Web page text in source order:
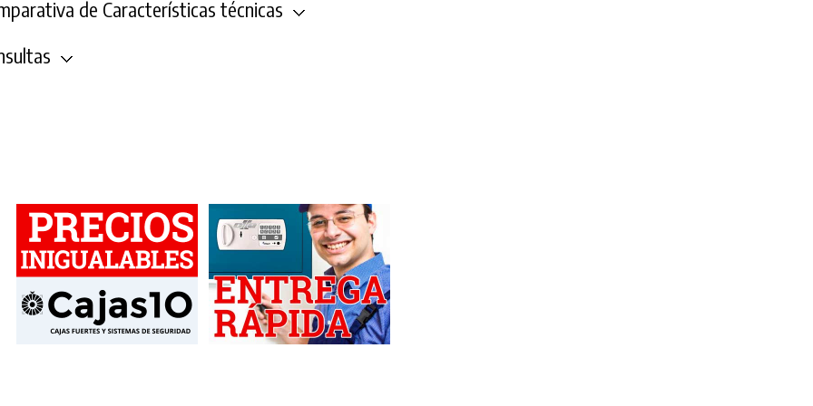
de Características técnicas